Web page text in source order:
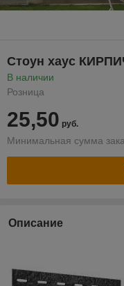
Стоун хаус
В наличии
Розница
25,50 руб.
Минимальная сумма
Описание